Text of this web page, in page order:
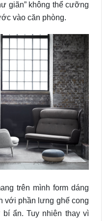
giãn” không thể cưỡng
vào căn phòng.
trên mình form dáng
với phần lưng ghế cong
ẩn. Tuy nhiên thay vì